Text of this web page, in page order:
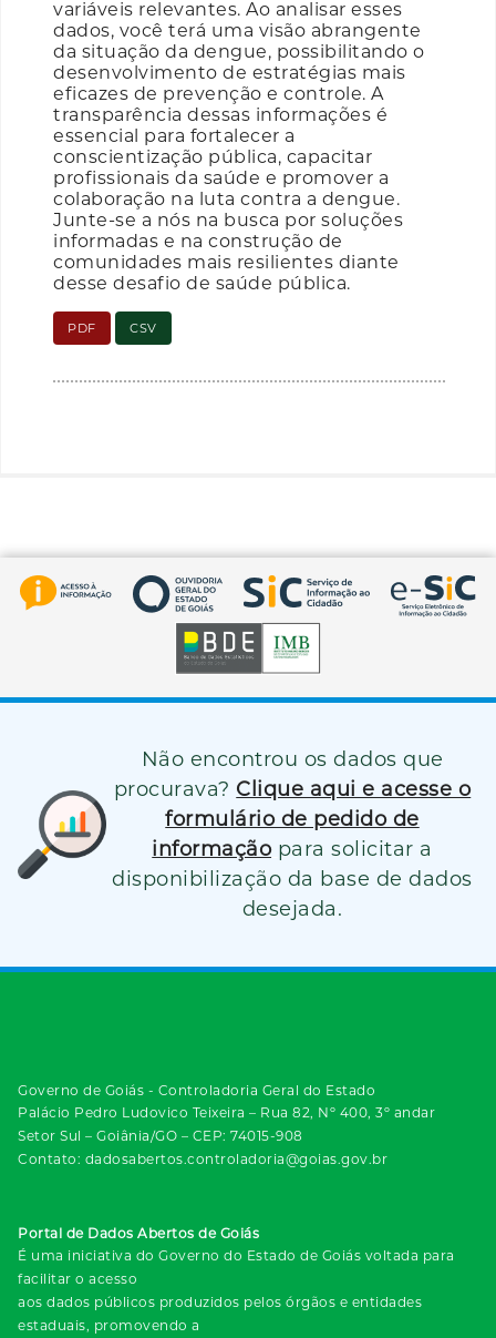
variáveis relevantes. Ao analisar esses
dados, você terá uma visão abrangente
da situação da dengue, possibilitando o
desenvolvimento de estratégias mais
eficazes de prevenção e controle. A
transparência dessas informações é
essencial para fortalecer a
conscientização pública, capacitar
profissionais da saúde e promover a
colaboração na luta contra a dengue.
Junte-se a nós na busca por soluções
informadas e na construção de
comunidades mais resilientes diante
desse desafio de saúde pública.
PDF CSV
Não encontrou os dados que
procurava? Clique aqui e acesse o
formulário de pedido de
informação para solicitar a
disponibilização da base de dados
desejada.
Governo de Goiás - Controladoria Geral do Estado
Palácio Pedro Ludovico Teixeira – Rua 82, Nº 400, 3º andar
Setor Sul – Goiânia/GO – CEP: 74015-908
Contato: dadosabertos.controladoria@goias.gov.br
Portal de Dados Abertos de Goiás
É uma iniciativa do Governo do Estado de Goiás voltada para
facilitar o acesso
aos dados públicos produzidos pelos órgãos e entidades
estaduais, promovendo a